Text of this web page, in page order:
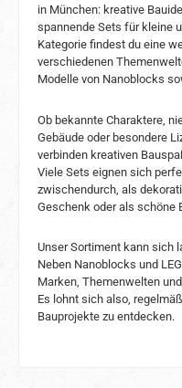
in München: kreative
spannende Sets für kleine
Kategorie findest du eine
verschiedenen
Modelle von Nanoblocks
Ob bekannte Charaktere,
Gebäude oder besondere
verbinden kreativen
Viele Sets eignen sich
zwischendurch, als
Geschenk oder als schöne
Unser Sortiment kann sich
Neben Nanoblocks und
Marken, Themenwelten
Es lohnt sich also,
Bauprojekte zu entdecken.